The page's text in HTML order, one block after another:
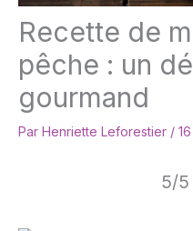
Recette de
pêche : un
gourmand
Par Henriette Leforestier /
5/5